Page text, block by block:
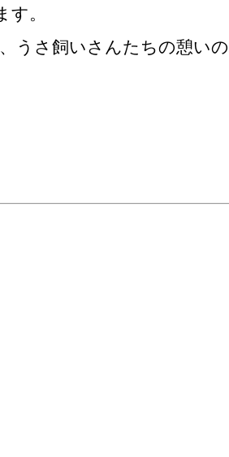
。
さ飼いさんたちの憩い